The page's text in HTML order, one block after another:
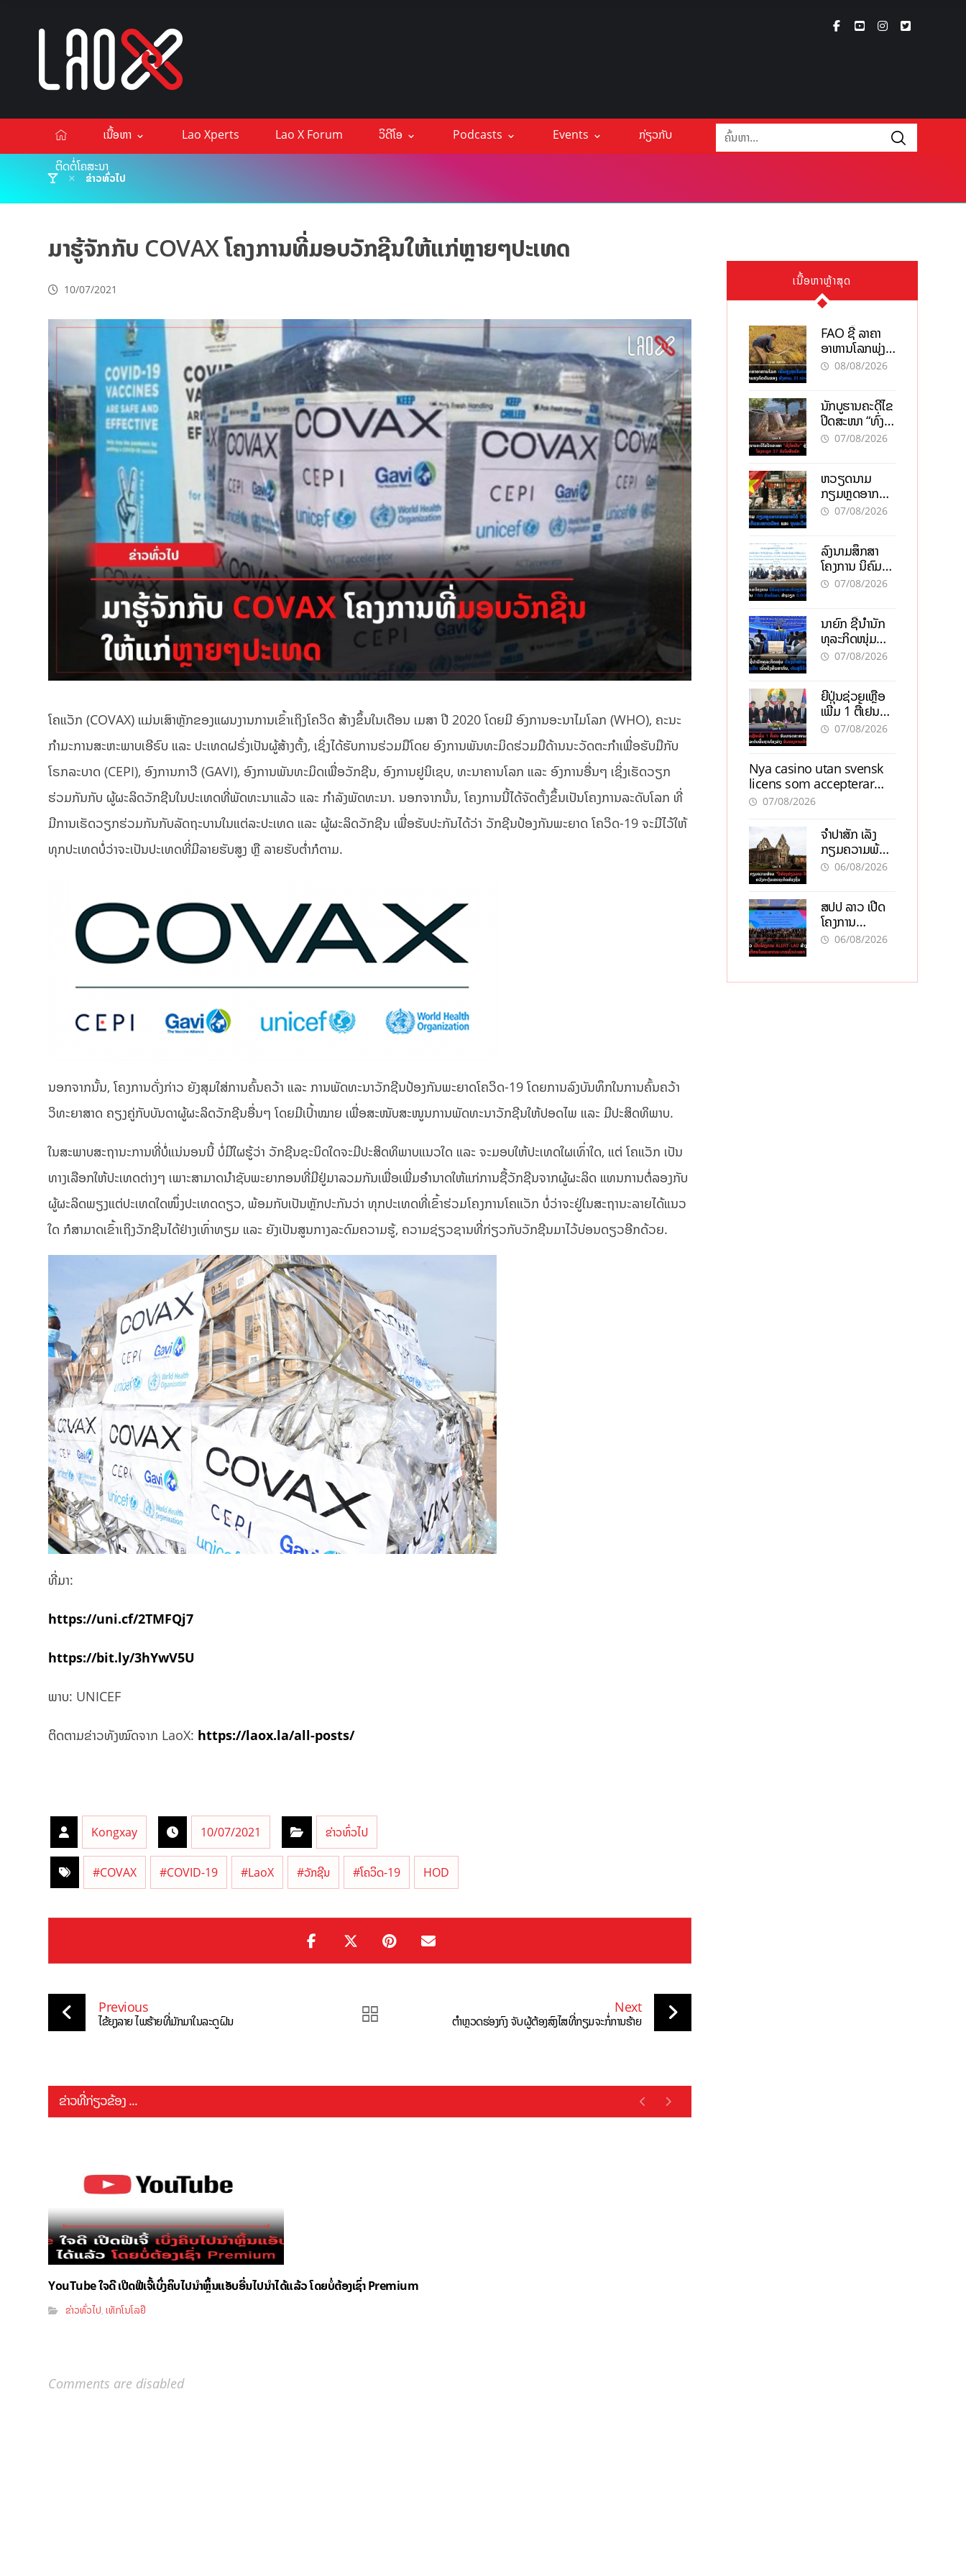
ເນື້ອຫາ Lao Xperts Lao X Forum ວິດີໂອ Podcasts Events
ກ່ຽວກັບ
ຕິດຕໍ່ໂຄສະນາ
ຂ່າວທົ່ວໄປ
ມາຮູ້ຈັກກັບ COVAX ໂຄງການທີ່ມອບວັກຊີນໃຫ້ແກ່ຫຼາຍໆປະເທດ
10/07/2021
ໂຄແວັກ (COVAX) ແມ່ນເສົາຫຼັກຂອງແຜນງານການເຂົ້າເຖິງໂຄວິດ ສ້າງຂຶ້ນໃນເດືອນ ເມສາ ປີ 2020 ໂດຍມີ ອົງການອະນາໄມໂລກ (WHO), ຄະນະ
ກຳມະການສະຫະພາບເອີຣົບ ແລະ ປະເທດຝຣັ່ງເປັນຜູ້ສ້າງຕັ້ງ, ເຊິ່ງໄດ້ຮັບການຮ່ວມມືໂດຍ ອົງການພັນທະມິດຮ່ວມມືດ້ານນະວັດຕະກຳເພື່ອຮັບມືກັບ
ໂຣກລະບາດ (CEPI), ອົງການກາວີ (GAVI), ອົງການພັນທະມິດເພື່ອວັກຊີນ, ອົງການຢູນິເຊບ, ທະນາຄານໂລກ ແລະ ອົງການອື່ນໆ ເຊິ່ງເຮັດວຽກ
ຮ່ວມກັນກັບ ຜູ້ຜະລິດວັກຊີນໃນປະເທດທີ່ພັດທະນາແລ້ວ ແລະ ກຳລັງພັດທະນາ. ນອກຈາກນັ້ນ, ໂຄງການນີ້ໄດ້ຈັດຕັ້ງຂຶ້ນເປັນໂຄງການລະດັບໂລກ ທີ່
ມີການເຮັດວຽກຮ່ວມກັນກັບລັດຖະບານໃນແຕ່ລະປະເທດ ແລະ ຜູ້ຜະລິດວັກຊີນ ເພື່ອຮັບປະກັນໄດ້ວ່າ ວັກຊີນປ້ອງກັນພະຍາດ ໂຄວິດ-19 ຈະມີໄວ້ໃຫ້
ທຸກປະເທດບໍ່ວ່າຈະເປັນປະເທດທີ່ມີລາຍຮັບສູງ ຫຼື ລາຍຮັບຕ່ຳກໍຕາມ.
ນອກຈາກນັ້ນ, ໂຄງການດັ່ງກ່າວ ຍັງສຸມໃສ່ການຄົ້ນຄວ້າ ແລະ ການພັດທະນາວັກຊີນປ້ອງກັນພະຍາດໂຄວິດ-19 ໂດຍການລົງບັນທຶກໃນການຄົ້ນຄວ້າ
ວິທະຍາສາດ ຄຽງຄູ່ກັບບັນດາຜູ້ຜະລິດວັກຊີນອື່ນໆ ໂດຍມີເປົ້າໝາຍ ເພື່ອສະໜັບສະໜູນການພັດທະນາວັກຊີນໃຫ້ປອດໄພ ແລະ ມີປະສິດທິພາບ.
ໃນສະພາບສະຖານະການທີ່ບໍ່ແນ່ນອນນີ້ ບໍ່ມີໃຜຮູ້ວ່າ ວັກຊີນຊະນິດໃດຈະມີປະສິດທິພາບແນວໃດ ແລະ ຈະມອບໃຫ້ປະເທດໃຜເທົ່າໃດ, ແຕ່ ໂຄແວັກ ເປັນ
ທາງເລືອກໃຫ້ປະເທດຕ່າງໆ ເພາະສາມາດນຳຊັບພະຍາກອນທີ່ມີຢູ່ມາລວມກັນເພື່ອເພີ່ມອຳນາດໃຫ້ແກ່ການຊື້ວັກຊີນຈາກຜູ້ຜະລິດ ແທນການຕໍ່ລອງກັບ
ຜູ້ຜະລິດພຽງແຕ່ປະເທດໃດໜຶ່ງປະເທດດຽວ, ພ້ອມກັບເປັນຫຼັກປະກັນວ່າ ທຸກປະເທດທີ່ເຂົ້າຮ່ວມໂຄງການໂຄແວັກ ບໍ່ວ່າຈະຢູ່ໃນສະຖານະລາຍໄດ້ແນວ
ໃດ ກໍສາມາດເຂົ້າເຖິງວັກຊີນໄດ້ຢ່າງເທົ່າທຽມ ແລະ ຍັງເປັນສູນກາງລະດົມຄວາມຮູ້, ຄວາມຊ່ຽວຊານທີ່ກ່ຽວກັບວັກຊີນມາໄວ້ບ່ອນດຽວອີກດ້ວຍ.
ທີ່ມາ:
https://uni.cf/2TMFQj7
https://bit.ly/3hYwV5U
ພາບ: UNICEF
ຕິດຕາມຂ່າວທັງໝົດຈາກ LaoX: https://laox.la/all-posts/
Kongxay 10/07/2021 ຂ່າວທົ່ວໄປ
#COVAX #COVID-19 #LaoX #ວັກຊີນ #ໂຄວິດ-19 HOD
Previous
ໄຂ້ຍຸງລາຍ ໄພຮ້າຍທີ່ມັກມາໃນລະດູຝົນ
Next
ຕຳຫຼວດຮ່ອງກົງ ຈັບຜູ້ຕ້ອງສົງໄສທີ່ກຽມຈະກໍ່ການຮ້າຍ
ຂ່າວທີ່ກ່ຽວຂ້ອງ ...
YouTube ໃຈດີ ເປີດຟີເຈີ້ເບິ່ງຄິບໄປນຳຫຼິ້ນແອັບອື່ນໄປນຳໄດ້ແລ້ວ ໂດຍບໍ່ຕ້ອງເຊົ່າ Premium
ຂ່າວທົ່ວໄປ,ເທັກໂນໂລຢີ
Comments are disabled
ເນື້ອຫາຫຼ້າສຸດ
FAO ຊີ້ ລາຄາ
ອາຫານໂລກພຸ່ງ
ສູງສຸດໃນຮອບ 3
ສົງຄາມ, El
nino
08/08/2026
ນັກບູຮານຄະດີໄຂ
ປິດສະໜາ “ທົ່ງ
ໄຫຫີນ” ຫຼັງພົບ
07/08/2026
ຫວຽດນາມ
ກຽມຫຼຸດອາກອນ
ລາຍໄດ້ 30%
ແລະ ຈຸນລະ
ວິສາຫະກິດ
07/08/2026
ລົງນາມສຶກສາ
ໂຄງການ ນິຄົມ
ອຸດສາຫະກຳ
150 ລ້ານໂດລາ,
ສ້າງວຽກ 5.000
ຕຳແໜ່ງ
07/08/2026
ນາຍົກ ຊີ້ນຳນັກ
ທຸລະກິດໜຸ່ມ
ຕ້ອງນຳໜ້າແກ້
ສາກົນ, ຫັນສູ່ດິຈິ
ຕອນ
07/08/2026
ຍີ່ປຸ່ນຊ່ວຍເຫຼືອ
ເພີ່ມ 1 ຕື້ເຢນ
ອັບເກຣດ
ເຕີບໂຕ
07/08/2026
Nya casino utan svensk
licens som accepterar
Swish: En jämförelse
07/08/2026
ຈຳປາສັກ ເລັ່ງ
ກຽມຄວາມພ້ອມ
“ປີທ່ອງທ່ຽວ
ເສດຖະກິດ
ທ້ອງຖິ່ນ
06/08/2026
ສປປ ລາວ ເປີດ
ໂຄງການ
ALERT-LAO
ລະບາດທົ່ວ
06/08/2026